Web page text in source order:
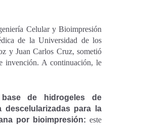
Celular y Bioimpresión
de la Universidad de los
y Juan Carlos Cruz, sometió
invención. A continuación, le
de hidrogeles de
para la
por bioimpresión: este